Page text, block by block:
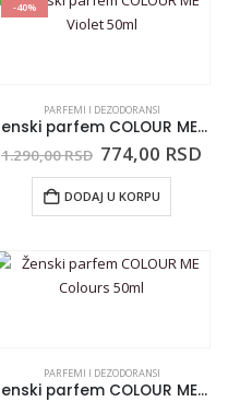
-40%
PARFEMI I DEZODORANSI
Ženski parfem COLOUR ME Violet 50ml
1.290,00RSD 774,00 RSD
DODAJ U KORPU
PARFEMI I DEZODORANSI
Ženski parfem COLOUR ME Colours 50ml